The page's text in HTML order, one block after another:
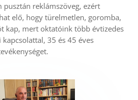
reklámszöveg, ezért
elő, hogy türelmetlen, goromba,
kap, mert oktatóink több évtizedes
kapcsolattal, 35 és 45 éves